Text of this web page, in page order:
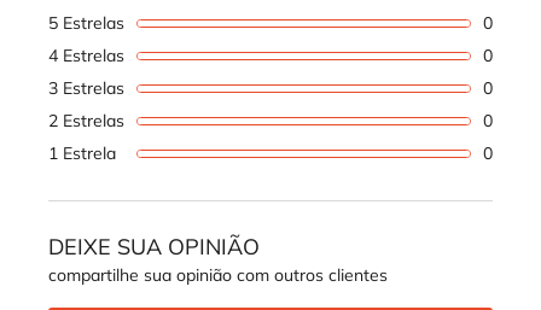
5 Estrelas 0
4 Estrelas
0
3 Estrelas
0
2 Estrelas
0
1 Estrela
0
DEIXE SUA OPINIÃO
compartilhe sua opinião com outros clientes